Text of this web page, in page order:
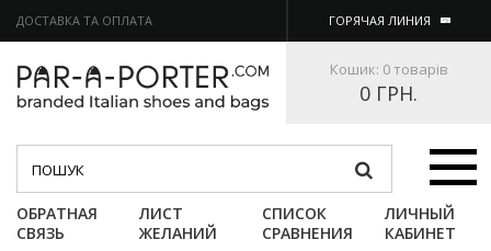
ДОСТАВКА ТА ОПЛАТА ГОРЯЧАЯ ЛИНИЯ
Кошик: 0 товарів
0 ГРН.
Категории
ОБРАТНАЯ
СВЯЗЬ
ЛИСТ
ЖЕЛАНИЙ
СПИСОК
СРАВНЕНИЯ
ЛИЧНЫЙ
КАБИНЕТ